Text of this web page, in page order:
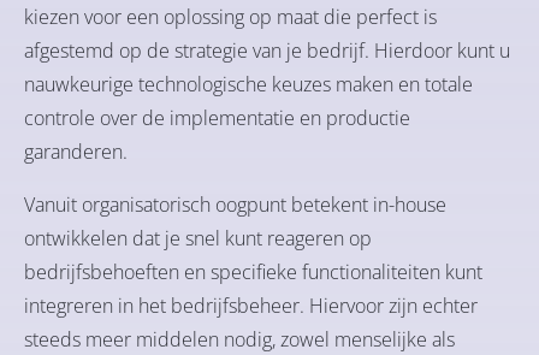
kiezen voor een oplossing op maat die perfect is
afgestemd op de strategie van je bedrijf. Hierdoor kunt u
nauwkeurige technologische keuzes maken en totale
controle over de implementatie en productie
garanderen.
Vanuit organisatorisch oogpunt betekent in-house
ontwikkelen dat je snel kunt reageren op
bedrijfsbehoeften en specifieke functionaliteiten kunt
integreren in het bedrijfsbeheer. Hiervoor zijn echter
steeds meer middelen nodig, zowel menselijke als